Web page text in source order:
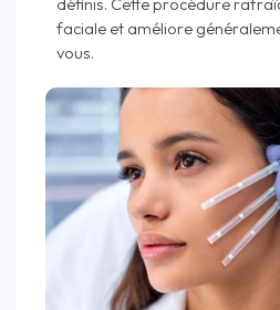
définis. Cette procédure
faciale et améliore
vous.